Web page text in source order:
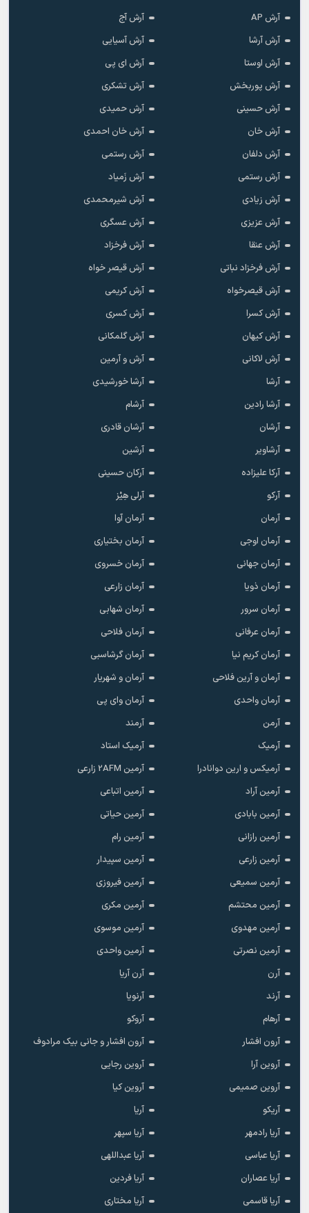
آرش AP
آرش آج
آرش آرشا
آرش آسیایی
آرش اوستا
آرش ای پی
آرش پوربخش
آرش تشکری
آرش حسینی
آرش حمیدی
آرش خان
آرش خان احمدی
آرش دلفان
آرش رستمى
آرش رستمی
آرش زَمیاد
آرش زیادی
آرش شیرمحمدی
آرش عزیزی
آرش عسگری
آرش عنقا
آرش فرخزاد
آرش فرخزاد نباتی
آرش قیصر خواه
آرش قیصرخواه
آرش کریمی
آرش کسرا
آرش کسری
آرش کیهان
آرش گلمکانی
آرش لاکانی
آرش و آرمین
آرشا
آرشا خورشیدی
آرشا رادین
آرشام
آرشان
آرشان قادری
آرشاویر
آرشین
آرکا علیزاده
آرکان حسینی
آرکو
آرلی هِیْز
آرمان
آرمان آوا
آرمان اوجی
آرمان بختیاری
آرمان جهانی
آرمان خسروی
آرمان ذویا
آرمان زارعی
آرمان سرور
آرمان شهابی
آرمان عرفانی
آرمان فلاحی
آرمان کریم نیا
آرمان گرشاسبی
آرمان و آرین فلاحی
آرمان و شهریار
آرمان واحدی
آرمان وای پی
آرمن
آرمند
آرمیک
آرمیک استاد
آرمیکس و ارین دوانادرا
آرمین 2AFM زارعی
آرمین آراد
آرمین اتباعی
آرمین بابادی
آرمین حیاتی
آرمین رازانی
آرمین رام
آرمین زارعی
آرمین سپیدار
آرمین سمیعی
آرمین فیروزی
آرمین محتشم
آرمین مکری
آرمین مهدوی
آرمین موسوی
آرمین نصرتی
آرمین واحدی
آرن
آرن آریا
آرند
آرنویا
آرهام
آروکو
آرون افشار
آرون افشار و جانی بیک مرادوف
آروین آرا
آروین رجایی
آروین صمیمی
آروین کیا
آریکو
آریا
آریا رادمهر
آریا سپهر
آریا عباسی
آریا عبداللهی
آریا عصاران
آریا فردین
آریا قاسمی
آریا مختاری